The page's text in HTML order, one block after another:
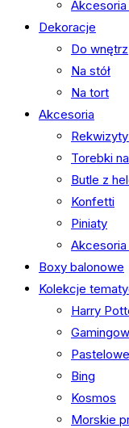
Dekoracje
Do wnętrz
Na stół
Na tort
Akcesoria
Torebki
Butle z
Konfetti
Piniaty
Boxy balonowe
Kolekcje
Harry
Bing
Kosmos
Morskie